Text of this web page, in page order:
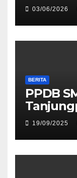
03/06/2026
BERITA
PPDB
19/09/2025